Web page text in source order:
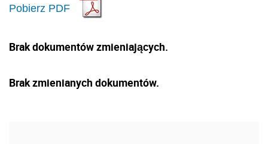
Pobierz PDF
Brak dokumentów zmieniających.
Brak zmienianych dokumentów.